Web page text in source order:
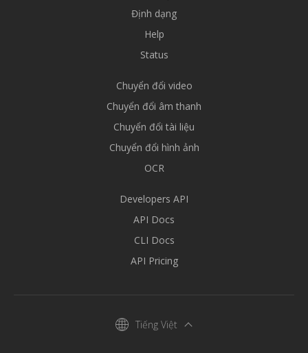
Định dạng
Help
Status
Chuyển đổi video
Chuyển đổi âm thanh
Chuyển đổi tài liệu
Chuyển đổi hình ảnh
OCR
Developers API
API Docs
CLI Docs
API Pricing
Tiếng Việt